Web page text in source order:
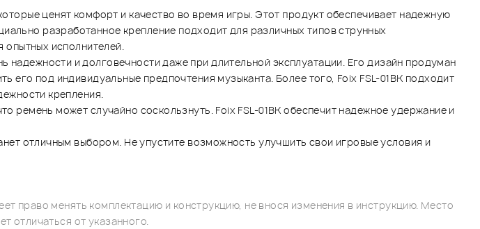
ценят комфорт и качество во время игры. Этот продукт обеспечивает надежную
разработанное крепление подходит для различных типов струнных
опытных исполнителей.
и долговечности даже при длительной эксплуатации. Его дизайн продуман
его под индивидуальные предпочтения музыканта. Более того, Foix FSL-01BK подходит
крепления.
может случайно соскользнуть. Foix FSL-01BK обеспечит надежное удержание и
отличным выбором. Не упустите возможность улучшить свои игровые условия и
право менять комплектацию и конструкцию, не внося изменения в инструкцию. Место
отличаться от указанного.